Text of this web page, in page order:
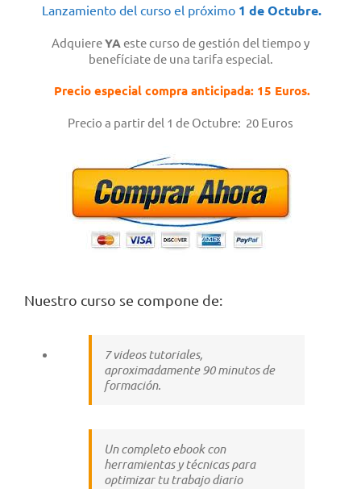
Lanzamiento del curso el próximo 1 de Octubre.
AdquiereYAeste curso de gestión del tiempo y
benefíciate de una tarifa especial.
Precio especial compra anticipada: 15 Euros.
Precio a partir del 1 de Octubre: 20 Euros
Nuestro curso se compone de:
7 videos tutoriales,
aproximadamente 90 minutos de
formación.
Un completo ebook con
herramientas y técnicas para
optimizar tu trabajo diario